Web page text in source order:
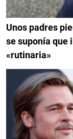
Unos padres
se suponía que
«rutinaria»